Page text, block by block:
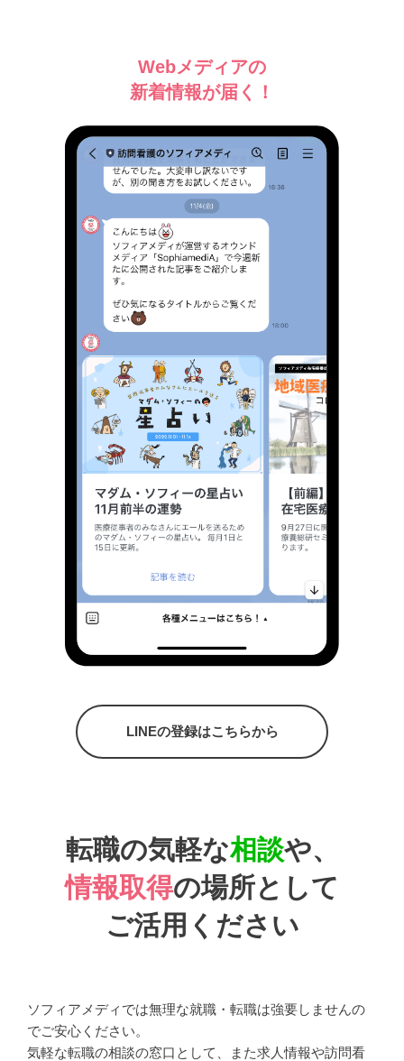
Webメディアの
新着情報が届く！
LINEの登録はこちらから
転職の気軽な相談や、
情報取得の場所として
ご活用ください
ソフィアメディでは無理な就職・転職は強要しませんの
でご安心ください。
気軽な転職の相談の窓口として、また求人情報や訪問看